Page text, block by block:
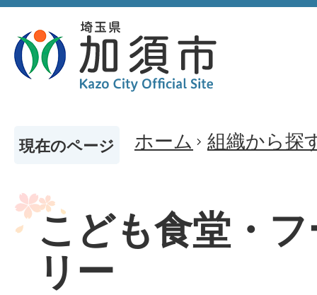
現在のページ ホーム 組織から探
こども食堂・
リー